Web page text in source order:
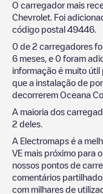
O carregador mais
Chevrolet . Foi
código postal 49446
0 de 2 carregadores
6 meses, e 0 foram
informação é muito
que a instalação de
decorrerem Oceana
A maioria dos
2 deles.
A Electromaps é a
VE mais próximo para
nossos pontos de
comentários
com milhares de